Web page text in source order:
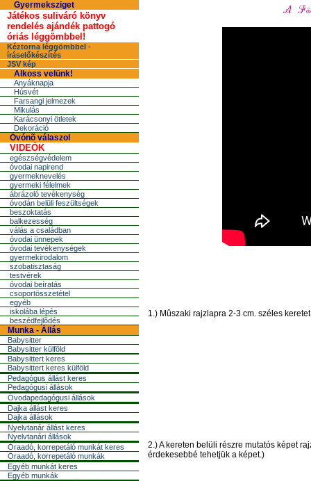
Gyermeksziget
Játékos suliváró könyv
rendelés ajándék pattogó
óriás léggömbbel!
Kéztorna léggömbbel -
íráselőkészítés
JSV kép
Alkoss velünk!
Anyáknapja
Húsvét
Farsangi jelmezek
Mikulás
Karácsonyi ötletek
Dekoráció
Óvónõ válaszol
VIDEÓK
egészségvédelem
óvodai napirend
gyermeknevelés
gyermeki félelmek
ábrázoló tevékenység
óvodán belüli feszültségek
beszoktatás
balkezesség
válás a családban
óvodai ünnepek
óvodai tevékenységek
gyermekirodalom
szobatisztaság
testvérek
óvodai beíratás
csoportösszetétel
egyéb
iskolába lépés
beszédfejlõdés
Munka - Állás
Babysitter
Babysitter külföld
Babysittert keres
Babysittert keres külföld
Pedagógus állást keres
Pedagógusi állások
Óvodapedagógusi állások
Dajka állást keres
Dajka állások
Nyelvtanár állást keres
Nyelvtanári állások
Óraadó, korrepetáló munkát keres
Óraadó, korrepetáló munkák
Egyéb munkát keres
Egyéb munkák
1.) Mûszaki rajzlapra 2-3 cm. széles
2.) A kereten belüli részre mutatós képet
érdekesebbé tehetjük a képet.)